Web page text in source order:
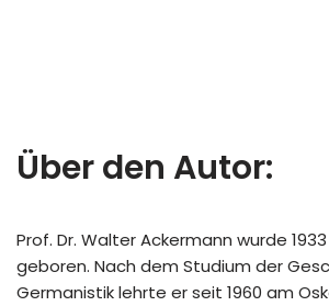
Über den Autor:
Prof. Dr. Walter Ackermann wurde
geboren. Nach dem Studium der
Germanistik lehrte er seit 1960 am